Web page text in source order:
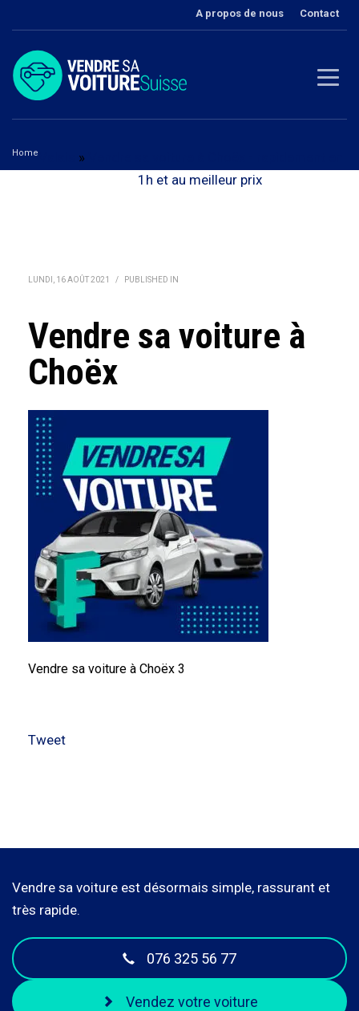
A propos de nous Contact
Home »
1h et au meilleur prix‎
LUNDI, 16 AOÛT 2021 / PUBLISHED IN
Vendre sa voiture à
Choëx
Vendre sa voiture à Choëx 3
Tweet
Vendre sa voiture est désormais simple, rassurant et
très rapide.
076 325 56 77
Vendez votre voiture